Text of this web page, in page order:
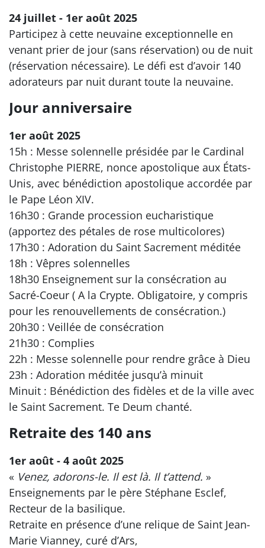
24 juillet - 1er août 2025
Participez à cette neuvaine exceptionnelle en
venant prier de jour (sans réservation) ou de nuit
(réservation nécessaire). Le défi est d’avoir 140
adorateurs par nuit durant toute la neuvaine.
Jour anniversaire
1er août 2025
15h : Messe solennelle présidée par le Cardinal
Christophe PIERRE, nonce apostolique aux États-
Unis, avec bénédiction apostolique accordée par
le Pape Léon XIV.
16h30 : Grande procession eucharistique
(apportez des pétales de rose multicolores)
17h30 : Adoration du Saint Sacrement méditée
18h : Vêpres solennelles
18h30 Enseignement sur la consécration au
Sacré-Coeur ( A la Crypte. Obligatoire, y compris
pour les renouvellements de consécration.)
20h30 : Veillée de consécration
21h30 : Complies
22h : Messe solennelle pour rendre grâce à Dieu
23h : Adoration méditée jusqu’à minuit
Minuit : Bénédiction des fidèles et de la ville avec
le Saint Sacrement. Te Deum chanté.
Retraite des 140 ans
1er août - 4 août 2025
« Venez, adorons-le. Il est là. Il t’attend. »
Enseignements par le père Stéphane Esclef,
Recteur de la basilique.
Retraite en présence d’une relique de Saint Jean-
Marie Vianney, curé d’Ars,